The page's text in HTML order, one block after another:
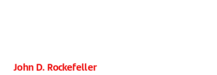
John D. Rockefeller